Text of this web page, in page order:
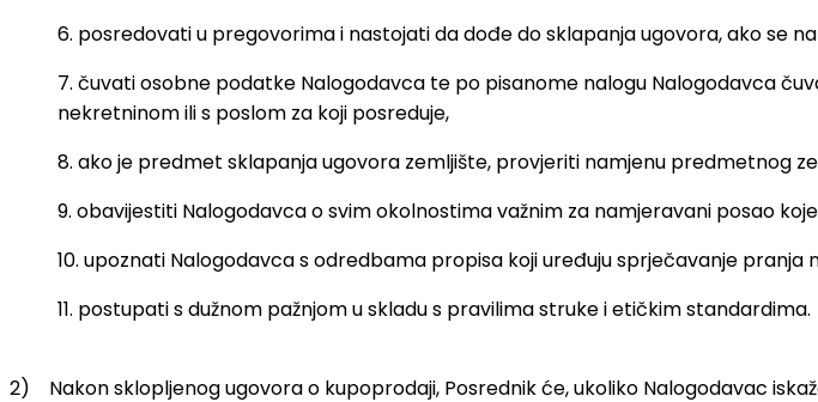
6. posredovati u pregovorima i nastojati da dođe do sklapanja ugovora, ako se
7. čuvati osobne podatke Nalogodavca te po pisanome nalogu Nalogodavca
nekretninom ili s poslom za koji posreduje,
8. ako je predmet sklapanja ugovora zemljište, provjeriti namjenu predmetnog
9. obavijestiti Nalogodavca o svim okolnostima važnim za namjeravani posao
10. upoznati Nalogodavca s odredbama propisa koji uređuju sprječavanje
11. postupati s dužnom pažnjom u skladu s pravilima struke i etičkim standardima.
2) Nakon sklopljenog ugovora o kupoprodaji, Posrednik će, ukoliko Nalogodavac